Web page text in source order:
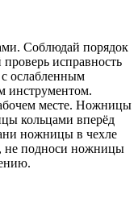
Соблюдай порядок
исправность
ослабленным
инструментом.
месте. Ножницы
кольцами вперёд
ножницы в чехле
не подноси ножницы